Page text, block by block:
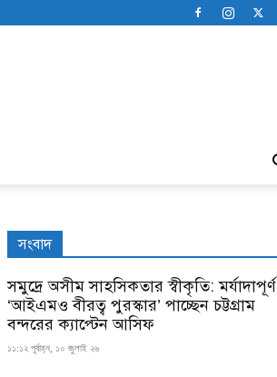
সংবাদ
সমুদ্রে অসীম সাহসিকতার স্বীকৃতি: মর্যাদাপূর্ণ
‘আইএমও বীরত্ব পুরস্কার’ পাচ্ছেন চট্টগ্রাম
বন্দরের ক্যাপ্টেন আসিফ
১১:১২ পূর্বাহ্ন, ১০ জুলাই ২৬